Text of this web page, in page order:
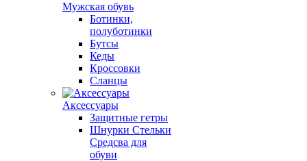
Мужская обувь
Ботинки,
полуботинки
Бутсы
Кеды
Кроссовки
Сланцы
Аксессуары
Защитные гетры
Шнурки Стельки
Средсва для
обуви